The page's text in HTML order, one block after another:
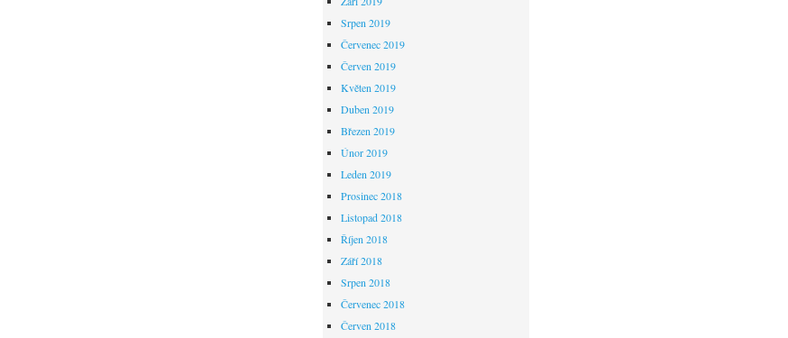
Srpen 2019
Červenec 2019
Červen 2019
Květen 2019
Duben 2019
Březen 2019
Únor 2019
Leden 2019
Prosinec 2018
Listopad 2018
Říjen 2018
Září 2018
Srpen 2018
Červenec 2018
Červen 2018